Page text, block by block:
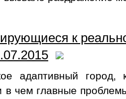
к
адаптивный город,
в чем главные